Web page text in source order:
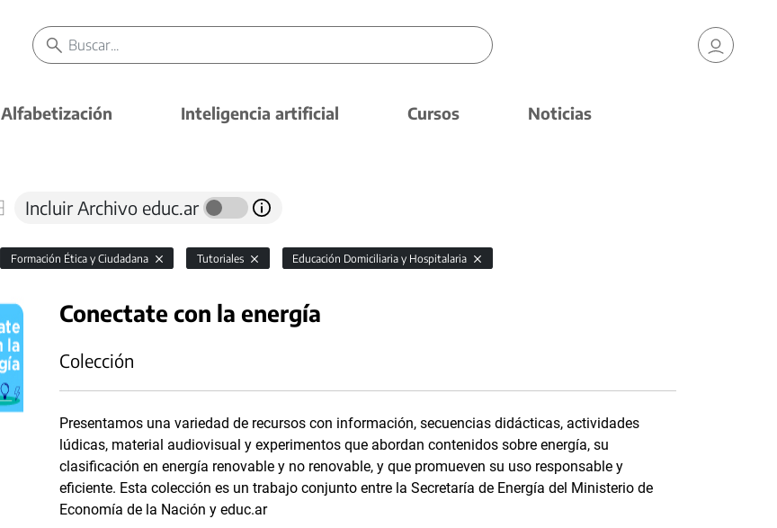
Alfabetización Inteligencia artificial Cursos Noticias
Incluir Archivo educ.ar
Formación Ética y Ciudadana Tutoriales Educación Domiciliaria y Hospitalaria
Conectate con la energía
Colección
Presentamos una variedad de recursos con información, secuencias didácticas, actividades
lúdicas, material audiovisual y experimentos que abordan contenidos sobre energía, su
clasificación en energía renovable y no renovable, y que promueven su uso responsable y
eficiente. Esta colección es un trabajo conjunto entre la Secretaría de Energía del Ministerio de
Economía de la Nación y educ.ar